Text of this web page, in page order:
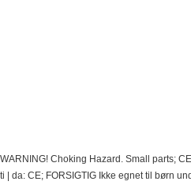
Choking Hazard. Small parts;
da: CE; FORSIGTIG Ikke egnet til børn